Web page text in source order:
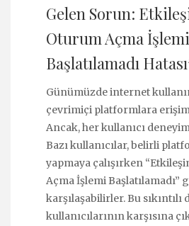
Gelen Sorun:
Oturum Açma İşlemi
Başlatılamadı
Günümüzde internet
çevrimiçi platformlara
Ancak, her kullanıcı
Bazı kullanıcılar, belirli
yapmaya çalışırken
Açma İşlemi Başlatılamadı”
karşılaşabilirler. Bu
kullanıcılarının karşısına